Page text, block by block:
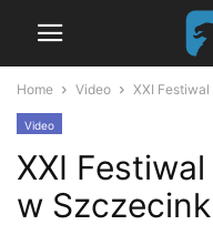
Home Video XXI
Video
XXI
w